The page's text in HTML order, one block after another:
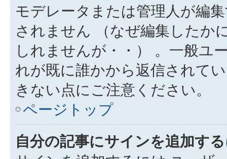
モデレータまたは管理人が編
されません （なぜ編集したか
しれませんが・・） 。一般ユ
れが既に誰かから返信されて
きない点にご注意ください。
ページトップ
自分の記事にサインを追加す